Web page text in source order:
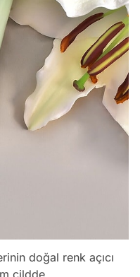
doğal renk açıcı
cildde